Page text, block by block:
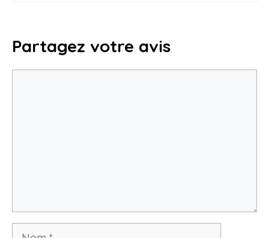
Partagez votre avis
Nom